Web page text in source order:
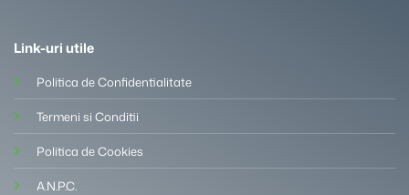
Link-uri utile
Politica de Confidentialitate
Termeni si Conditii
Politica de Cookies
A.N.P.C.